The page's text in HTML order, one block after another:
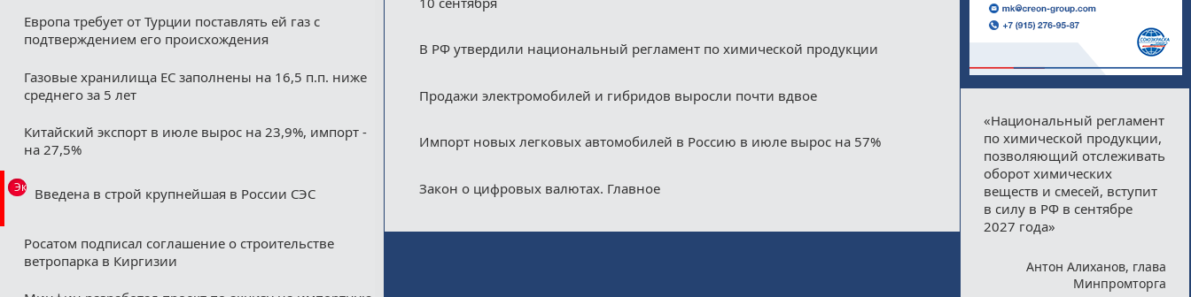
Европа требует от Турции поставлять ей газ с
подтверждением его происхождения
Газовые хранилища ЕС заполнены на 16,5 п.п. ниже
среднего за 5 лет
Китайский экспорт в июле вырос на 23,9%, импорт -
на 27,5%
Эксклюзив
Введена в строй крупнейшая в России СЭС
Росатом подписал соглашение о строительстве
ветропарка в Киргизии
В РФ утвердили национальный регламент по химической продукции
Продажи электромобилей и гибридов выросли почти вдвое
Импорт новых легковых автомобилей в Россию в июле вырос на 57%
Закон о цифровых валютах. Главное
«Национальный регламент
по химической продукции,
позволяющий отслеживать
оборот химических
веществ и смесей, вступит
в силу в РФ в сентябре
2027 года»
Антон Алиханов, глава
Минпромторга